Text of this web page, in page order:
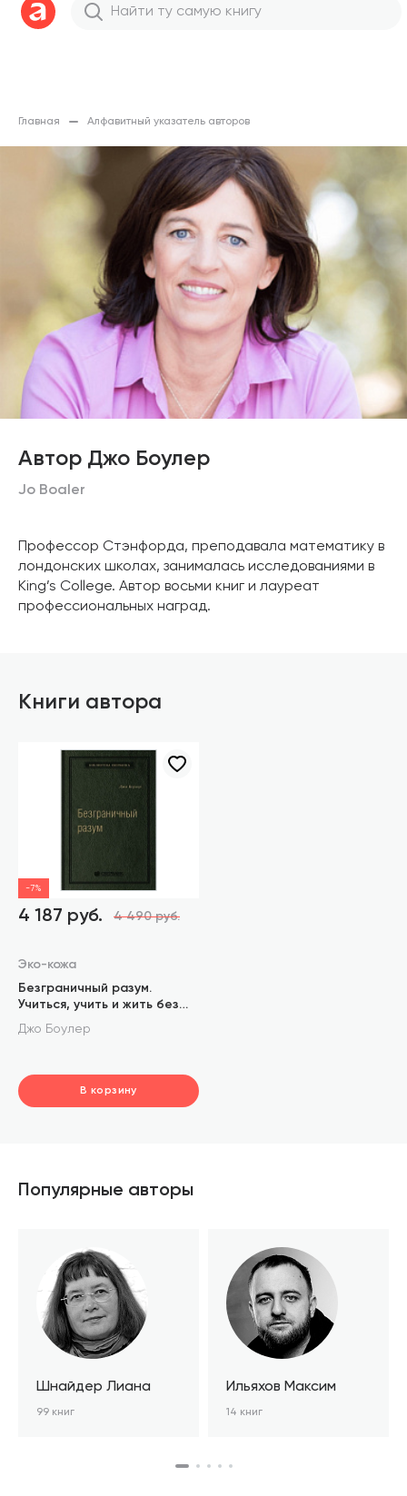
Главная Алфавитный указатель авторов
Автор Джо Боулер
Jo Boaler
Профессор Стэнфорда, преподавала математику в
лондонских школах, занималась исследованиями в
King’s College. Автор восьми книг и лауреат
профессиональных наград.
Книги автора
-7%
4 187 руб. 4 490 руб.
Эко-кожа
Безграничный разум.
Учиться, учить и жить без
ограничений. Том 96
(Библиотека Сбера)
Джо Боулер
В корзину
Популярные авторы
Шнайдер Лиана
99 книг
Ильяхов Максим
14 книг